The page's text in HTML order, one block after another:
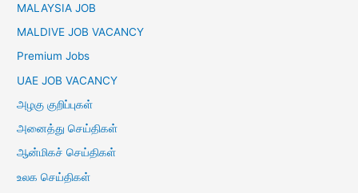
MALAYSIA JOB
MALDIVE JOB VACANCY
Premium Jobs
UAE JOB VACANCY
அழகு குறிப்புகள்
அனைத்து செய்திகள்
ஆன்மிகச் செய்திகள்
உலக செய்திகள்